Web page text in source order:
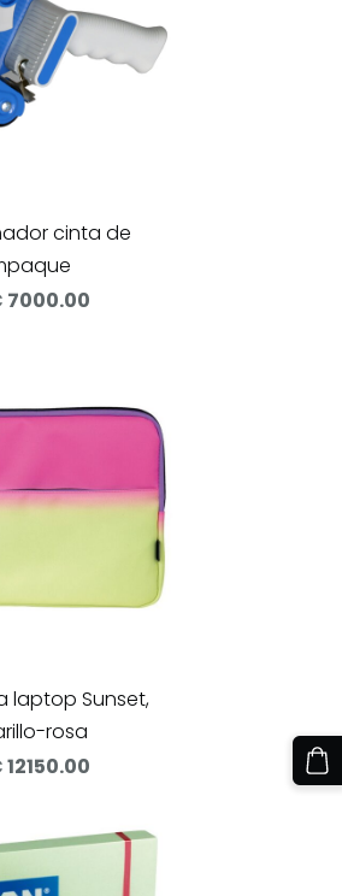
cinta de
7000.00
laptop Sunset,
rosa
12150.00